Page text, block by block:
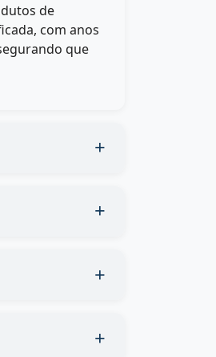
de
com anos
que